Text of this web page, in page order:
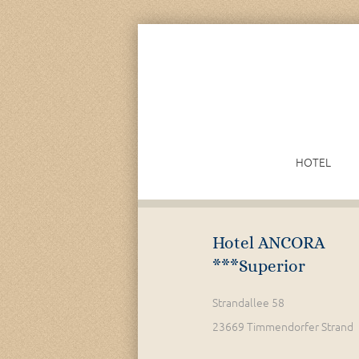
HOTEL
Hotel ANCORA
***Superior
Strandallee 58
23669 Timmendorfer Strand